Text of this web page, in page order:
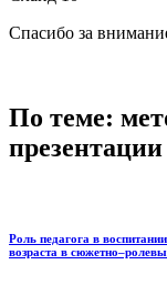
Спасибо за
По теме:
Роль педагога в
возраста в